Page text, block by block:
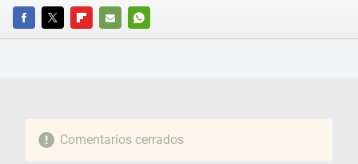
FACEBOOKTWITTERFLIPBOARD
E-
WHATSAPP
Comentarios cerrados